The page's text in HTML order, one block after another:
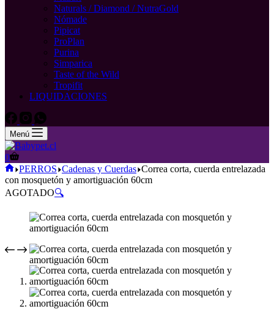
Naturals / Diamond / NutraGold
Nómade
Pipicat
ProPlan
Purina
Simparica
Taste of the Wild
Tropifit
LIQUIDACIONES
Menú
Carro
de
compra
0
Inicio
PERROS Cadenas y Cuerdas Correa corta, cuerda entrelazada
con mosquetón y amortiguación 60cm
AGOTADO🔍